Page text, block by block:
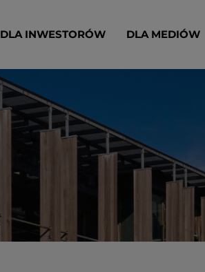
DLA INWESTORÓW DLA MEDIÓW